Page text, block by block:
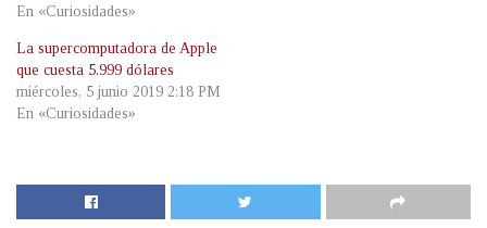
En «Curiosidades»
La supercomputadora de Apple
que cuesta 5.999 dólares
miércoles, 5 junio 2019 2:18 PM
En «Curiosidades»